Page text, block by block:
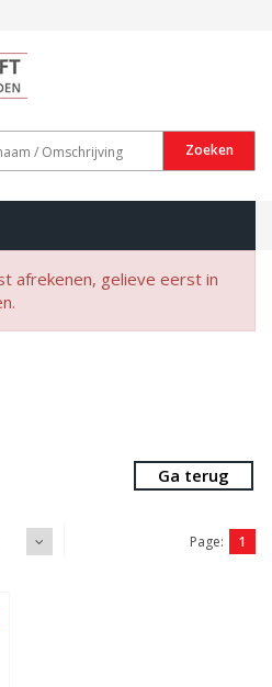
Zoeken
afrekenen, gelieve eerst in
Ga terug
Page: 1